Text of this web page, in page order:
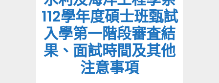
112學年度碩士班甄試
入學第一階段審査結
果、面試時間及其他
注意事項